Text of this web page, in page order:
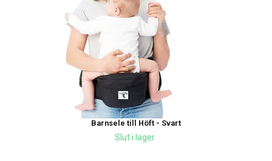
Barnsele till Höft - Svart
Slut i lager